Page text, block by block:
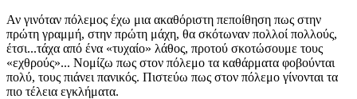
Αν γινόταν πόλεμος έχω μια ακαθόριστη πεποίθηση πως στην
πρώτη γραμμή, στην πρώτη μάχη, θα σκότωναν πολλοί πολλούς,
έτσι...τάχα από ένα «τυχαίο» λάθος, προτού σκοτώσουμε τους
«εχθρούς»... Νομίζω πως στον πόλεμο τα καθάρματα φοβούνται
πολύ, τους πιάνει πανικός. Πιστεύω πως στον πόλεμο γίνονται τα
πιο τέλεια εγκλήματα.